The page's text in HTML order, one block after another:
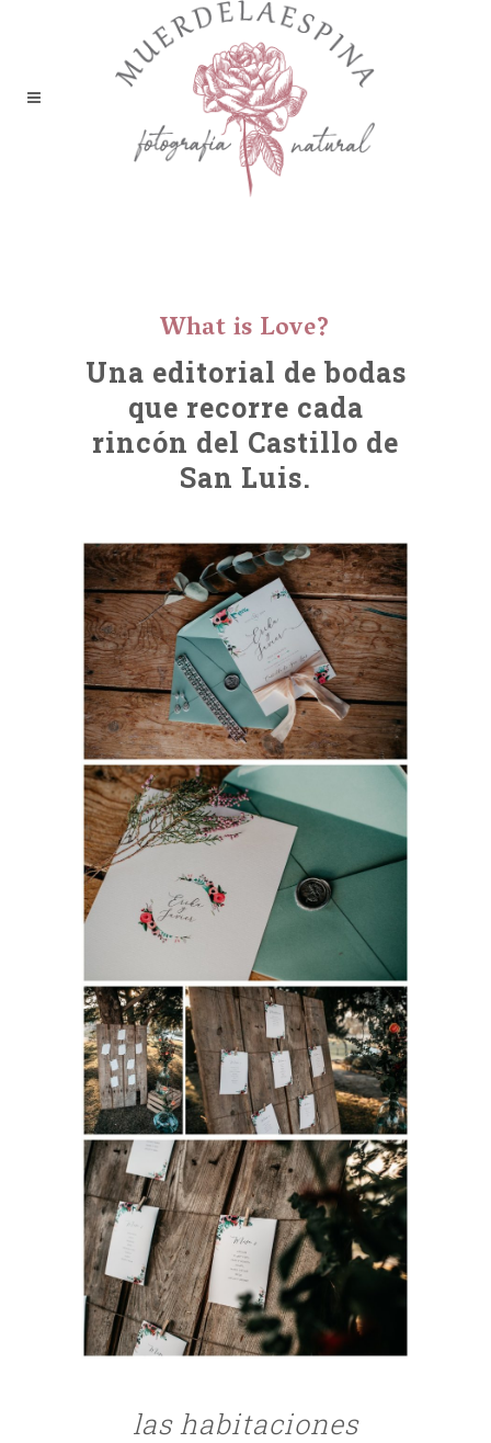
What is Love?
Una editorial de bodas
que recorre cada
rincón del Castillo de
San Luis.
las habitaciones